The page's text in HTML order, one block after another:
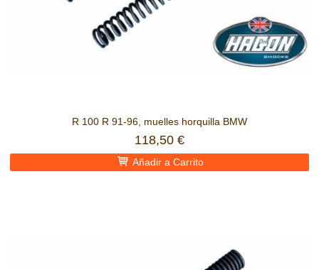
R 100 R 91-96, muelles horquilla BMW
118,50 €
Añadir a Carrito